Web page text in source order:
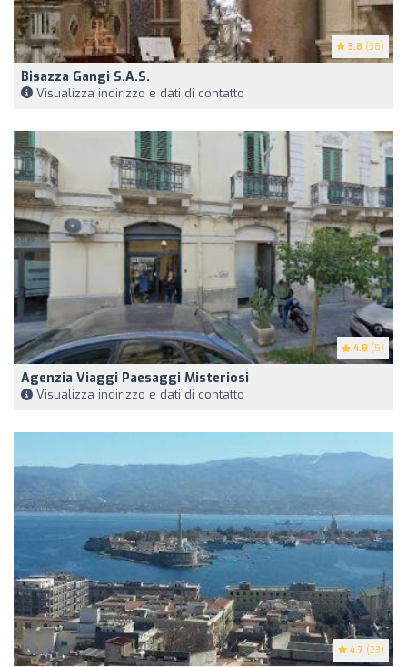
3.8 (38)
Bisazza Gangi S.A.S.
Visualizza indirizzo e dati di contatto
4.8 (5)
Agenzia Viaggi Paesaggi Misteriosi
Visualizza indirizzo e dati di contatto
4.7 (23)